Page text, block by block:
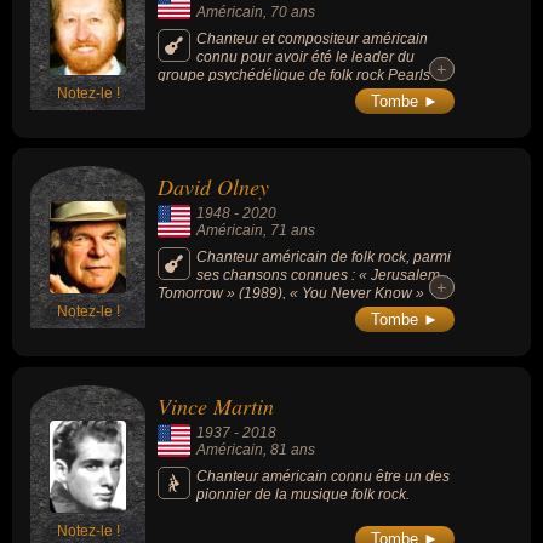
Notez-le !
Américain , 70 ans
Chanteur et compositeur américain
connu pour avoir été le leader du
groupe psychédélique de folk rock Pearls
Before Swine dans les années 1960 et 1970.
+
+
Tombe ►
Notez-le !
David Olney
1948 - 2020
Américain, 71 ans
Chanteur américain de folk rock, parmi
ses chansons connues : « Jerusalem
Tomorrow » (1989), « You Never Know »
(2010) ou « Postcard From Mexico » (2007).
+
+
Tombe ►
Notez-le !
Vince Martin
1937 - 2018
Américain , 81 ans
Chanteur américain connu être un des
pionnier de la musique folk rock.
Tombe ►